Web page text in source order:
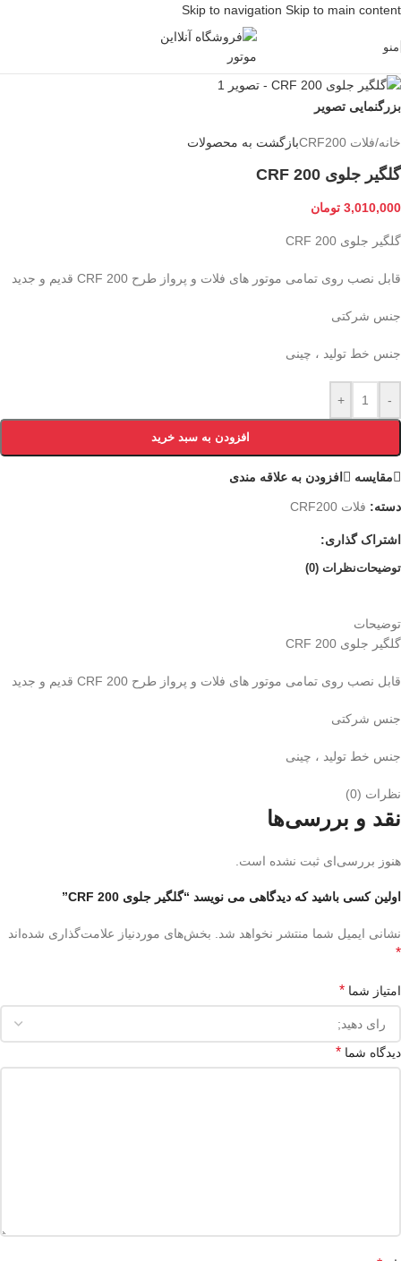
Skip to navigation Skip to main content
منو
بزرگنمایی تصویر
خانه/فلات CRF200 بازگشت به محصولات
گلگیر جلوی CRF 200
3,010,000 تومان
گلگیر جلوی CRF 200
قابل نصب روی تمامی موتور های فلات و پرواز طرح CRF 200 قدیم و جدید
جنس شرکتی
جنس خط تولید ، چینی
-
+
افزودن به سبد خرید
مقایسه افزودن به علاقه مندی
دسته: فلات CRF200
اشتراک گذاری:
توضیحاتنظرات (0)
توضیحات
گلگیر جلوی CRF 200
قابل نصب روی تمامی موتور های فلات و پرواز طرح CRF 200 قدیم و جدید
جنس شرکتی
جنس خط تولید ، چینی
نظرات (0)
نقد و بررسی‌ها
هنوز بررسی‌ای ثبت نشده است.
اولین کسی باشید که دیدگاهی می نویسد “گلگیر جلوی CRF 200”
نشانی ایمیل شما منتشر نخواهد شد. بخش‌های موردنیاز علامت‌گذاری شده‌اند
*
امتیاز شما *
دیدگاه شما *